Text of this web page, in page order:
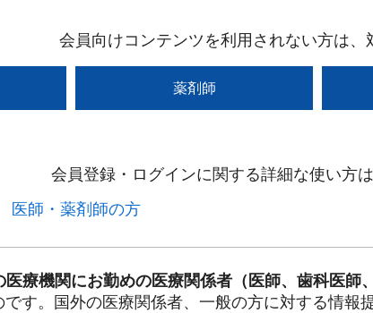
会員向けコンテンツを利用されない方は
薬剤師
会員登録・ログインに関する詳細な使い方
医師・薬剤師の方​
医療機関にお勤めの医療関係者（医師、歯科医師
す。国外の医療関係者、一般の方に対する情報